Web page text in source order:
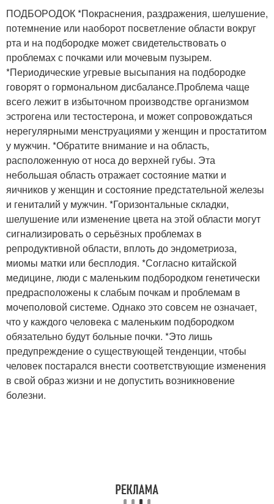
ПОДБОРОДОК *Покраснения, раздражения, шелушение,
потемнение или наоборот посветление области вокруг
рта и на подбородке может свидетельствовать о
проблемах с почками или мочевым пузырем.
*Периодические угревые высыпания на подбородке
говорят о гормональном дисбалансе.Проблема чаще
всего лежит в избыточном производстве организмом
эстрогена или тестостерона, и может сопровождаться
нерегулярными менструациями у женщин и простатитом
у мужчин. *Обратите внимание и на область,
расположенную от носа до верхней губы. Эта
небольшая область отражает состояние матки и
яичников у женщин и состояние предстательной железы
и гениталий у мужчин. *Горизонтальные складки,
шелушение или изменение цвета на этой области могут
сигнализировать о серьёзных проблемах в
репродуктивной области, вплоть до эндометриоза,
миомы матки или бесплодия. *Согласно китайской
медицине, люди с маленьким подбородком генетически
предрасположены к слабым почкам и проблемам в
мочеполовой системе. Однако это совсем не означает,
что у каждого человека с маленьким подбородком
обязательно будут больные почки. *Это лишь
предупреждение о существующей тенденции, чтобы
человек постарался внести соответствующие изменения
в свой образ жизни и не допустить возникновение
болезни.